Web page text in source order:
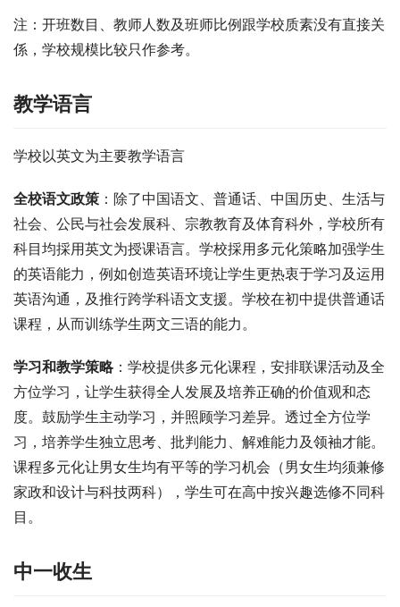
注：开班数目、教师人数及班师比例跟学校质素没有直接关
係，学校规模比较只作参考。
教学语言
学校以英文为主要教学语言
全校语文政策 ：除了中国语文、普通话、中国历史、生活与
社会、公民与社会发展科、宗教教育及体育科外，学校所有
科目均採用英文为授课语言。学校採用多元化策略加强学生
的英语能力，例如创造英语环境让学生更热衷于学习及运用
英语沟通，及推行跨学科语文支援。学校在初中提供普通话
课程，从而训练学生两文三语的能力。
学习和教学策略：学校提供多元化课程，安排联课活动及全
方位学习，让学生获得全人发展及培养正确的价值观和态
度。鼓励学生主动学习，并照顾学习差异。透过全方位学
习，培养学生独立思考、批判能力、解难能力及领袖才能。
课程多元化让男女生均有平等的学习机会（男女生均须兼修
家政和设计与科技两科），学生可在高中按兴趣选修不同科
目。
中一收生